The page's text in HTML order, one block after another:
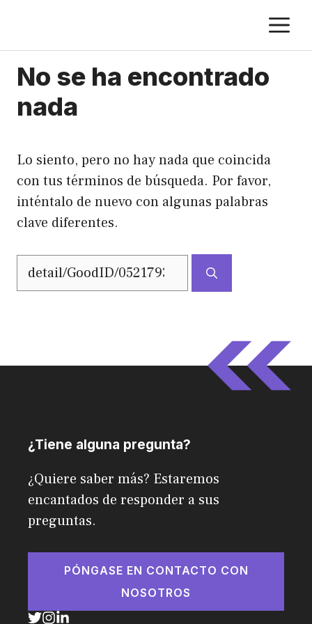
contenido
No se ha encontrado
nada
Lo siento, pero no hay nada que coincida
con tus términos de búsqueda. Por favor,
inténtalo de nuevo con algunas palabras
clave diferentes.
Buscar:
¿Tiene alguna pregunta?
¿Quiere saber más? Estaremos
encantados de responder a sus
preguntas.
PÓNGASE EN CONTACTO CON
NOSOTROS